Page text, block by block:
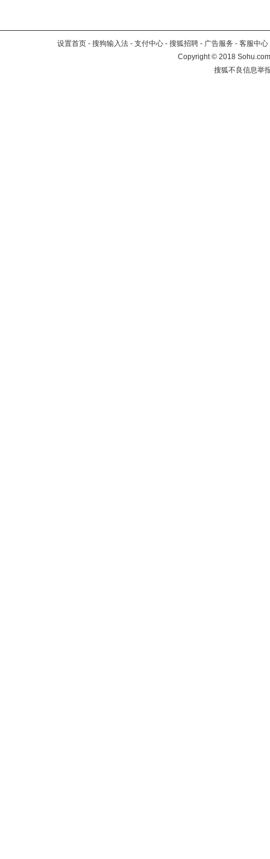
设置首页 - 搜狗输入法 - 支付中心 - 搜狐招聘 - 广告服务 - 客服中心
Copyright©2018
搜狐不良信息举